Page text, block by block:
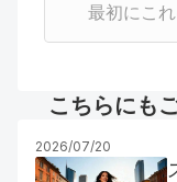
最初にこ
こちらにも
2026/07/20